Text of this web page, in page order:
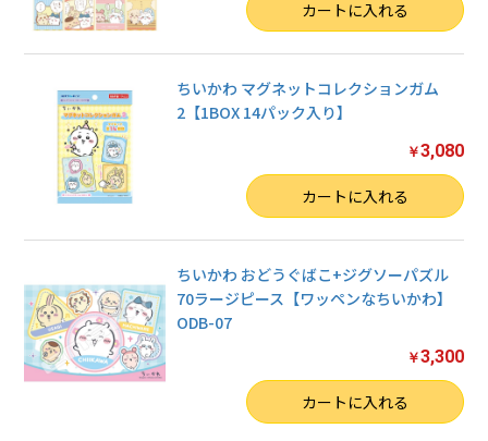
カートに入れる
ちいかわ マグネットコレクションガム
2【1BOX 14パック入り】
￥3,080
カートに入れる
ちいかわ おどうぐばこ+ジグソーパズル
70ラージピース【ワッペンなちいかわ】
ODB-07
￥3,300
カートに入れる